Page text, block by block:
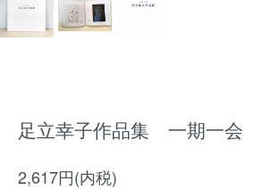
足立幸子作品集 一期一会
2,617円(内税)